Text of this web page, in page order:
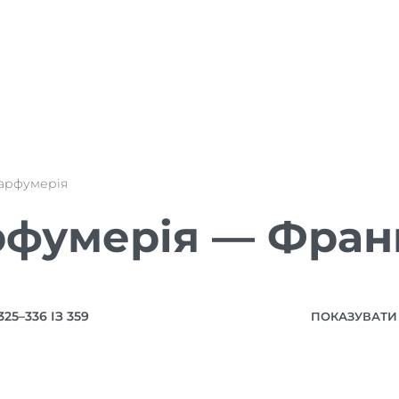
—
ІЗ 359 ПОКАЗУВАТИ